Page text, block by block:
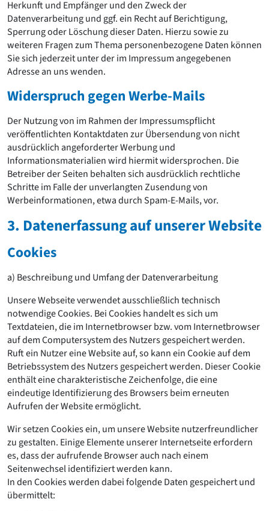
Herkunft und Empfänger und den Zweck der
Datenverarbeitung und ggf. ein Recht auf Berichtigung,
Sperrung oder Löschung dieser Daten. Hierzu sowie zu
weiteren Fragen zum Thema personenbezogene Daten können
Sie sich jederzeit unter der im Impressum angegebenen
Adresse an uns wenden.
Widerspruch gegen Werbe-Mails
Der Nutzung von im Rahmen der Impressumspflicht
veröffentlichten Kontaktdaten zur Übersendung von nicht
ausdrücklich angeforderter Werbung und
Informationsmaterialien wird hiermit widersprochen. Die
Betreiber der Seiten behalten sich ausdrücklich rechtliche
Schritte im Falle der unverlangten Zusendung von
Werbeinformationen, etwa durch Spam-E-Mails, vor.
3. Datenerfassung auf unserer Website
Cookies
a) Beschreibung und Umfang der Datenverarbeitung
Unsere Webseite verwendet ausschließlich technisch
notwendige Cookies. Bei Cookies handelt es sich um
Textdateien, die im Internetbrowser bzw. vom Internetbrowser
auf dem Computersystem des Nutzers gespeichert werden.
Ruft ein Nutzer eine Website auf, so kann ein Cookie auf dem
Betriebssystem des Nutzers gespeichert werden. Dieser Cookie
enthält eine charakteristische Zeichenfolge, die eine
eindeutige Identifizierung des Browsers beim erneuten
Aufrufen der Website ermöglicht.
Wir setzen Cookies ein, um unsere Website nutzerfreundlicher
zu gestalten. Einige Elemente unserer Internetseite erfordern
es, dass der aufrufende Browser auch nach einem
Seitenwechsel identifiziert werden kann.
In den Cookies werden dabei folgende Daten gespeichert und
übermittelt: